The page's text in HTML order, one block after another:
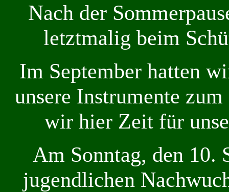
Nach der
letztmalig beim
Im September hatten
unsere Instrumente
wir hier Zeit für
Am Sonntag, den 10.
jugendlichen